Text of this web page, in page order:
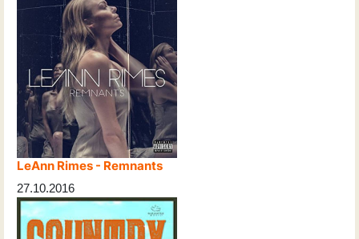
LeAnn Rimes - Remnants
27.10.2016